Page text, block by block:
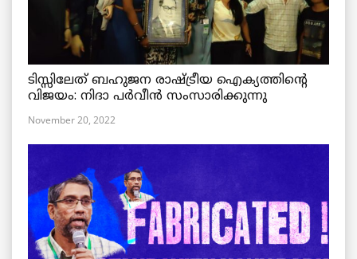
ടിസ്സിലേത് ബഹുജന രാഷ്ട്രീയ ഐക്യത്തിന്റെ
വിജയം: നിദാ പർവീൻ സംസാരിക്കുന്നു
November 20, 2022